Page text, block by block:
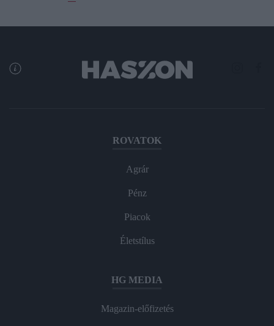
ROVATOK
Agrár
Pénz
Piacok
Életstílus
HG MEDIA
Magazin-előfizetés